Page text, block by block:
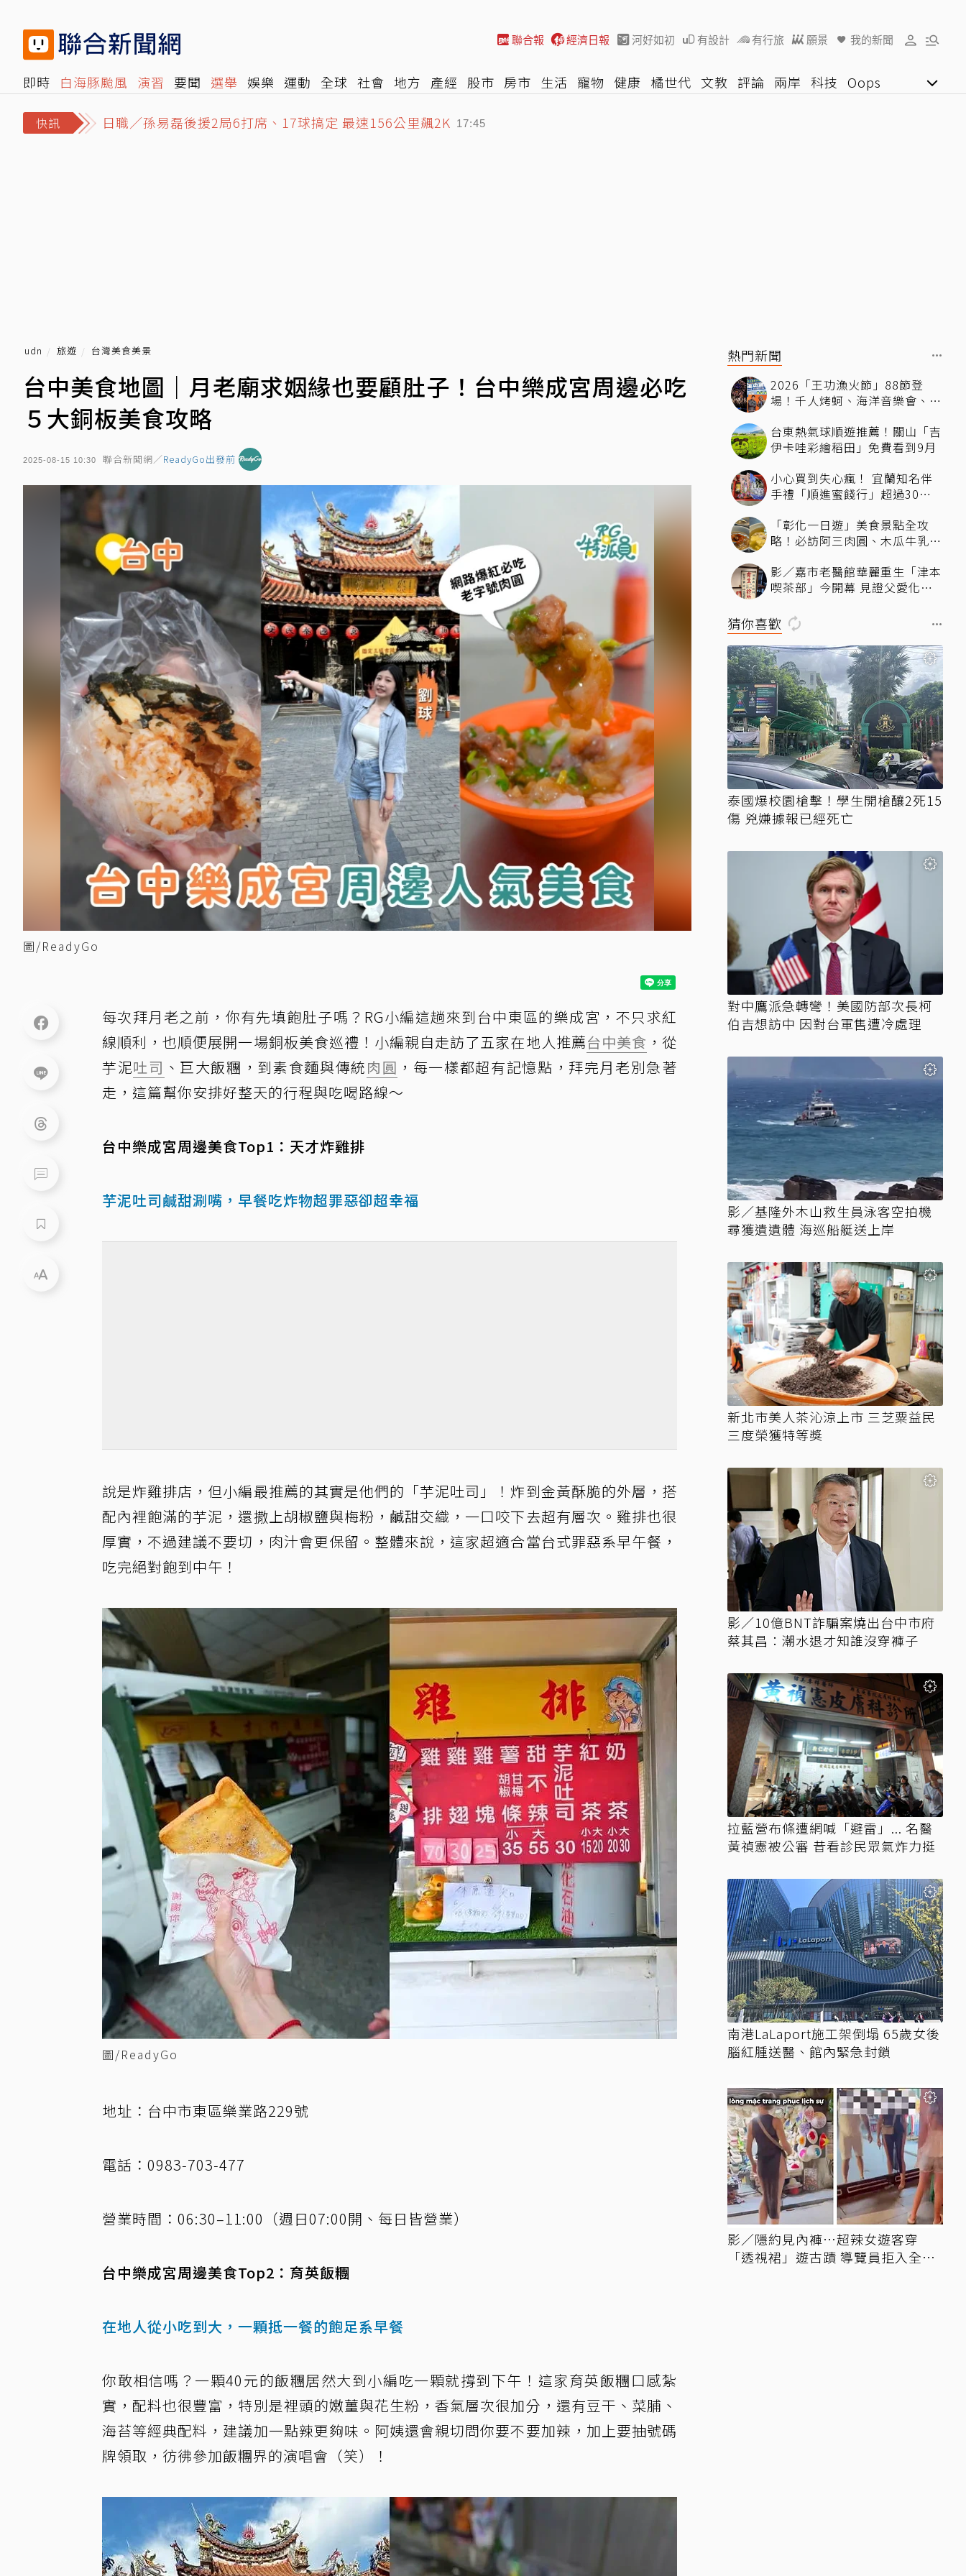
聯合報 經濟日報 河好如初 有設計 有行旅 願景 我的新聞
即時 白海豚颱風 演習 要聞 選舉 娛樂 運動 全球 社會 地方 產經 股市 房市 生活 寵物 健康 橘世代 文教 評論 兩岸 科技 Oops
快訊 日職／孫易磊後援2局6打席、17球搞定 最速156公里飆2K 17:45
udn 旅遊 台灣美食美景
台中美食地圖｜月老廟求姻緣也要顧肚子！台中樂成宮周邊必吃
５大銅板美食攻略
2025-08-15 10:30 聯合新聞網／ReadyGo出發前
圖/ReadyGo
每次拜月老之前，你有先填飽肚子嗎？RG小編這趟來到台中東區的樂成宮，不只求紅
線順利，也順便展開一場銅板美食巡禮！小編親自走訪了五家在地人推薦台中美食 ，從
芋泥吐司 、巨大飯糰，到素食麵與傳統肉圓 ，每一樣都超有記憶點，拜完月老別急著
走，這篇幫你安排好整天的行程與吃喝路線～
台中樂成宮周邊美食Top1：天才炸雞排
芋泥吐司鹹甜涮嘴，早餐吃炸物超罪惡卻超幸福
說是炸雞排店，但小編最推薦的其實是他們的「芋泥吐司」！炸到金黃酥脆的外層，搭
配內裡飽滿的芋泥，還撒上胡椒鹽與梅粉，鹹甜交織，一口咬下去超有層次。雞排也很
厚實，不過建議不要切，肉汁會更保留。整體來說，這家超適合當台式罪惡系早午餐，
吃完絕對飽到中午！
圖/ReadyGo
地址：台中市東區樂業路229號
電話：0983‑703‑477
營業時間：06:30–11:00（週日07:00開、每日皆營業）
台中樂成宮周邊美食Top2：育英飯糰
在地人從小吃到大，一顆抵一餐的飽足系早餐
你敢相信嗎？一顆40元的飯糰居然大到小編吃一顆就撐到下午！這家育英飯糰口感紮
實，配料也很豐富，特別是裡頭的嫩薑與花生粉，香氣層次很加分，還有豆干、菜脯、
海苔等經典配料，建議加一點辣更夠味。阿姨還會親切問你要不要加辣，加上要抽號碼
牌領取，彷彿參加飯糰界的演唱會（笑）！
熱門新聞
2026「王功漁火節」88節登
場！千人烤蚵、海洋音樂會、煙
集團開唱」
台東熱氣球順遊推薦！關山「吉
伊卡哇彩繪稻田」免費看到9月
小心買到失心瘋！ 宜蘭知名伴
手禮「順進蜜餞行」超過30種
購
「彰化一日遊」美食景點全攻
略！必訪阿三肉圓、木瓜牛乳、
好
影／嘉市老醫館華麗重生「津本
喫茶部」今開幕 見證父愛化身
猜你喜歡
泰國爆校園槍擊！學生開槍釀2死15
傷 兇嫌據報已經死亡
對中鷹派急轉彎！美國防部次長柯
伯吉想訪中 因對台軍售遭冷處理
影／基隆外木山救生員泳客空拍機
尋獲遺遺體 海巡船艇送上岸
新北市美人茶沁涼上市 三芝粟益民
三度榮獲特等獎
影／10億BNT詐騙案燒出台中市府
蔡其昌：潮水退才知誰沒穿褲子
拉藍營布條遭網喊「避雷」... 名醫
黃禎憲被公審 昔看診民眾氣炸力挺
南港LaLaport施工架倒塌 65歲女後
腦紅腫送醫、館內緊急封鎖
影／隱約見內褲…超辣女遊客穿
「透視裙」遊古蹟 導覽員拒入全網